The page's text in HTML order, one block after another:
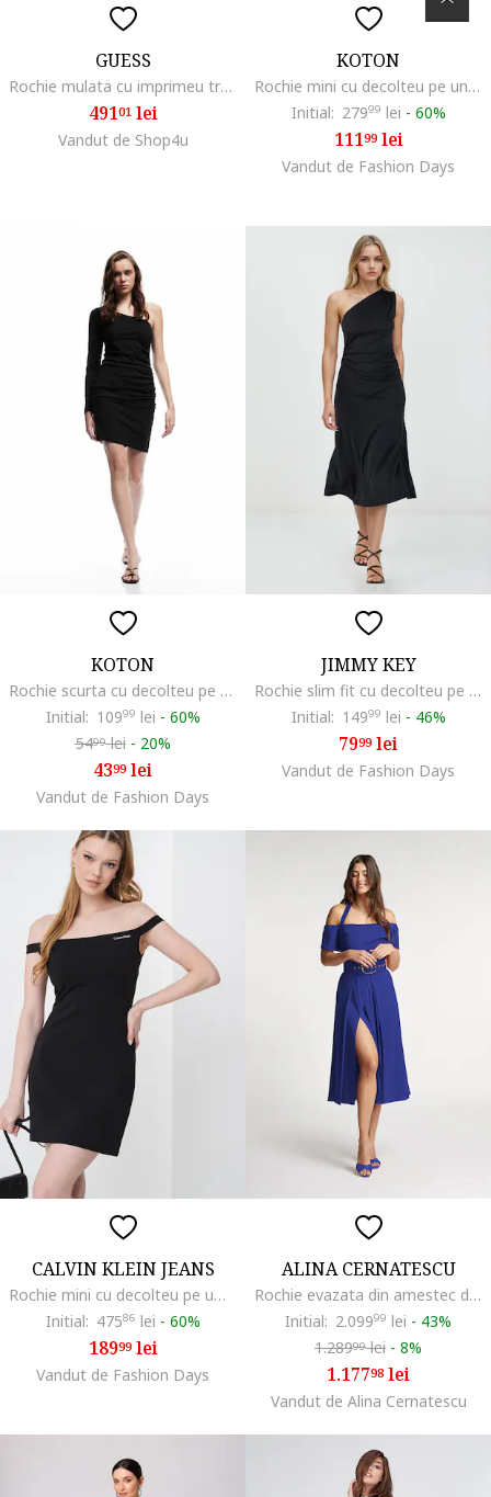
GUESS
Rochie mulata cu imprimeu trandafiri
49101lei
Vandut de Shop4u
KOTON
Rochie mini cu decolteu pe un umar Madonna, Negru
Initial: 27999 lei - 60%
11199lei
Vandut de Fashion Days
KOTON
Rochie scurta cu decolteu pe un umar, Negru
Initial: 10999 lei - 60%
5499lei - 20%
4399lei
Vandut de Fashion Days
JIMMY KEY
Rochie slim fit cu decolteu pe un umar, Negru
Initial: 14999 lei - 46%
7999lei
Vandut de Fashion Days
CALVIN KLEIN JEANS
Rochie mini cu decolteu pe umeri si logo discret, Negru
Initial: 47586 lei - 60%
18999lei
Vandut de Fashion Days
ALINA CERNATESCU
Rochie evazata din amestec de in cu slit lateral adanc Chimera, Albastru royal
Initial: 2.09999 lei - 43%
1.28999lei - 8%
1.17798 lei
Vandut de Alina Cernatescu